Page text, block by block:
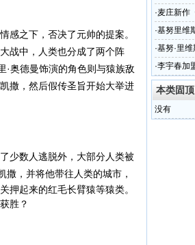
之下，否决了元帅的提案。
战中，人类也分成了两个阵
·奥德曼饰演的角色则与猿族敌
撒，然后假传圣旨开始大举进
少数人逃脱外，大部分人类被
撒，并将他带往人类的城市，
押起来的红毛长臂猿等猿类。
胜？
奖
·麦庄新作
·基努里维
·基努·里
·李宇春加
本类固顶
没有